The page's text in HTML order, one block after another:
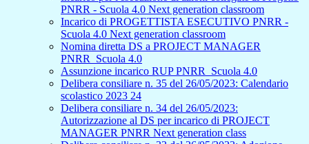
PNRR - Scuola 4.0 Next generation classroom
Incarico di PROGETTISTA ESECUTIVO PNRR -
Scuola 4.0 Next generation classroom
Nomina diretta DS a PROJECT MANAGER
PNRR_Scuola 4.0
Assunzione incarico RUP PNRR_Scuola 4.0
Delibera consiliare n. 35 del 26/05/2023: Calendario
scolastico 2023 24
Delibera consiliare n. 34 del 26/05/2023:
Autorizzazione al DS per incarico di PROJECT
MANAGER PNRR Next generation class